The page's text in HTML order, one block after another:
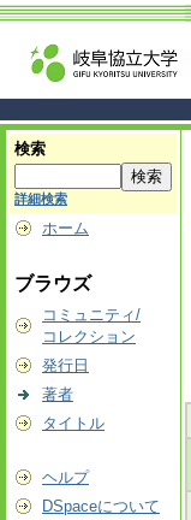
検索
詳細検索
ホーム
ブラウズ
コミュニティ/
コレクション
発行日
著者
タイトル
ヘルプ
DSpaceについて